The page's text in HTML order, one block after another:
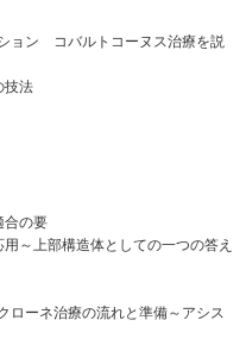
ョン コバルトコーヌス治療を説
技法
合の要
～上部構造体としての一つの答え
ーネ治療の流れと準備～アシス